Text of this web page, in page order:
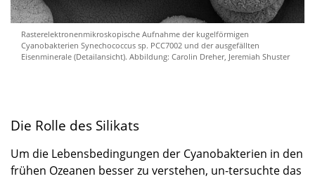
Rasterelektronenmikroskopische Aufnahme der kugelförmigen
Cyanobakterien Synechococcus sp. PCC7002 und der ausgefällten
Eisenminerale (Detailansicht). Abbildung: Carolin Dreher, Jeremiah Shuster
Die Rolle des Silikats
Um die Lebensbedingungen der Cyanobakterien in den
frühen Ozeanen besser zu verstehen, un-tersuchte das